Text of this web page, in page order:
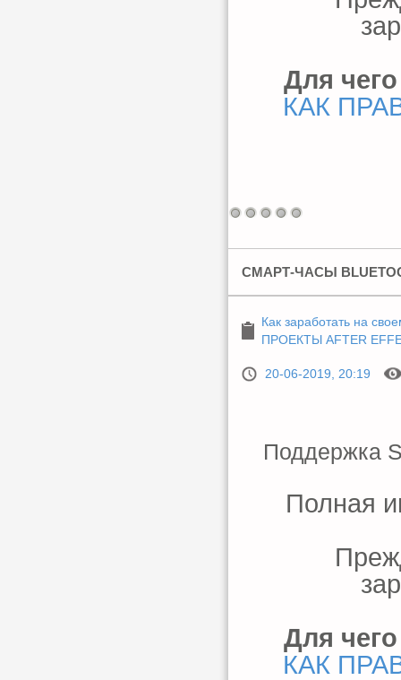
Для
КАК
СМАРТ-ЧАСЫ
Как заработать на
ПРОЕКТЫ AFTER
20-06-2019, 20:19
Поддержка
Полная
Для
КАК